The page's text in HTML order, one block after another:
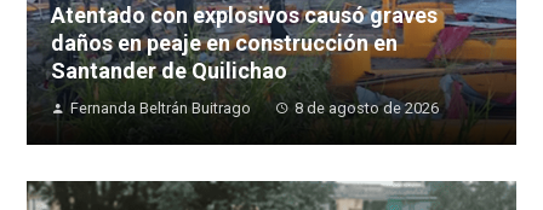
Atentado con explosivos causó graves
daños en peaje en construcción en
Santander de Quilichao
Fernanda Beltrán Buitrago 8 de agosto de 2026